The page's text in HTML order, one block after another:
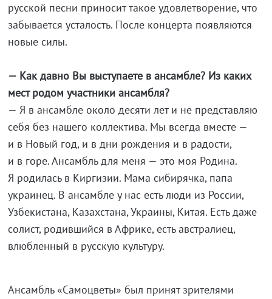
русской песни приносит такое удовлетворение, что
забывается усталость. После концерта появляются
новые силы.
— Как давно Вы выступаете в ансамбле? Из каких
мест родом участники ансамбля?
— Я в ансамбле около десяти лет и не представляю
себя без нашего коллектива. Мы всегда вместе —
и в Новый год, и в дни рождения и в радости,
и в горе. Ансамбль для меня — это моя Родина.
Я родилась в Киргизии. Мама сибирячка, папа
украинец. В ансамбле у нас есть люди из России,
Узбекистана, Казахстана, Украины, Китая. Есть даже
солист, родившийся в Африке, есть австралиец,
влюбленный в русскую культуру.
Ансамбль «Самоцветы» был принят зрителями